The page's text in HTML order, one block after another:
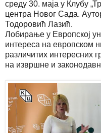
среду 30. маја у Клубу
центра Новог Сада.
Тодоровић Лазић.
Лобирање у Европској
интереса на европском
различитих интересних
на извршне и